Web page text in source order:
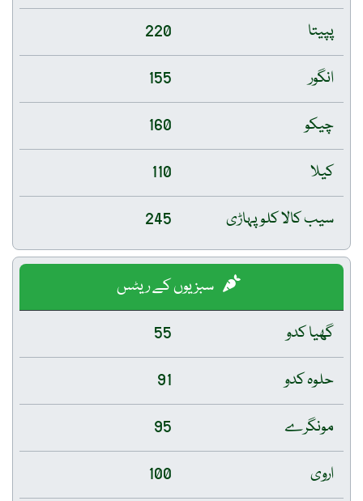
پپیتا
220
انگور
155
چیکو
160
کیلا
110
سیب کالا کلو پہاڑی
245
سبزیوں کے ریٹس
گھیا کدو
55
حلوہ کدو
91
مونگرے
95
اروی
100